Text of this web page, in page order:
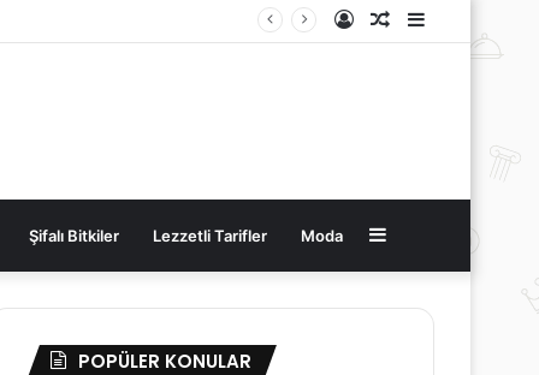
Kenar
Bölmesi
Rastgele
Kayıt
Şifalı Bitkiler Lezzetli Tarifler Moda Kenar
Bölmesi
POPÜLER KONULAR